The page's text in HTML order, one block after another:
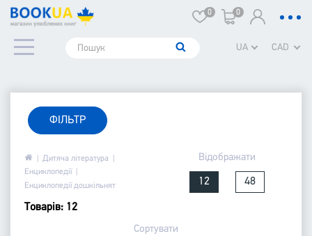
0 0
UA CAD
ФІЛЬТР
Дитяча література
Енциклопедії
Енциклопедії дошкільнят
Товарів: 12
Відображати
12 48
Сортувати